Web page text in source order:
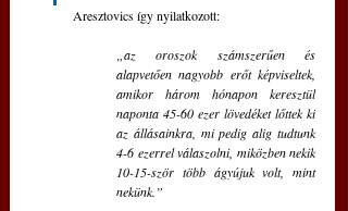
	Aresztovics így nyilatkozott:
„az oroszok számszerűen és
alapvetően nagyobb erőt képviseltek,
amikor három hónapon keresztül
naponta 45-60 ezer lövedéket lőttek ki
az állásainkra, mi pedig alig tudtunk
4-6 ezerrel válaszolni, miközben nekik
10-15-ször több ágyújuk volt, mint
nekünk.”